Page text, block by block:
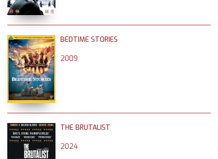
BEDTIME STORIES
2009
THE BRUTALIST
2024